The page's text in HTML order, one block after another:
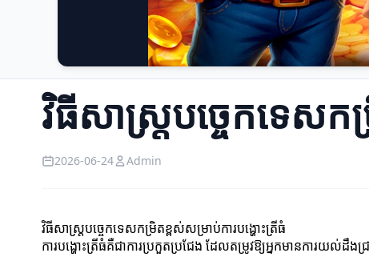
វិធីសាស្ត្របច្ចេកទេសក
2026-06-24 Admin
វិធីសាស្ត្របច្ចេកទេសកម្រិតខ្ពស់សម្រាប់ការបង្ហោះត្រីធំ
ការបង្ហោះត្រីធំគឺជាការប្រកួតប្រជែង ដែលតម្រូវឱ្យអ្នកមានការយ